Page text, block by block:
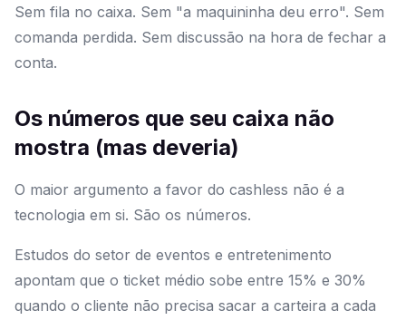
Sem fila no caixa. Sem "a maquininha deu erro". Sem
comanda perdida. Sem discussão na hora de fechar a
conta.
Os números que seu caixa não
mostra (mas deveria)
O maior argumento a favor do cashless não é a
tecnologia em si. São os números.
Estudos do setor de eventos e entretenimento
apontam que o ticket médio sobe entre 15% e 30%
quando o cliente não precisa sacar a carteira a cada